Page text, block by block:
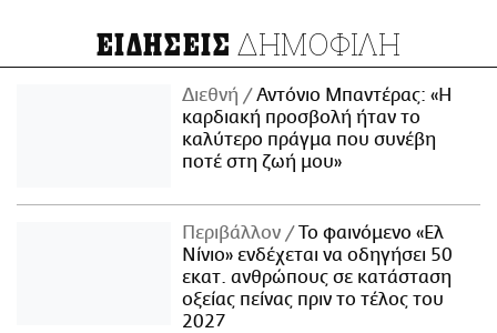
ΕΙΔΗΣΕΙΣ ΔΗΜΟΦΙΛΗ
Διεθνή
Αντόνιο Μπαντέρας: «Η
καρδιακή προσβολή ήταν το
καλύτερο πράγμα που συνέβη
ποτέ στη ζωή μου»
Περιβάλλον
Το φαινόμενο «Ελ
Νίνιο» ενδέχεται να οδηγήσει 50
εκατ. ανθρώπους σε κατάσταση
οξείας πείνας πριν το τέλος του
2027